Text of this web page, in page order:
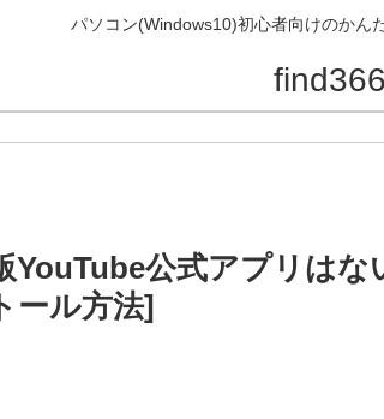
パソコン(Windows10)初心者向けのかん
find366
公式アプリはな
ール方法]